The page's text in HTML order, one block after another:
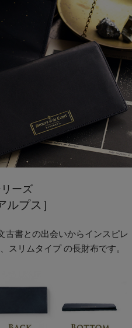
ーズ
ルプス］
古書との出会いからインスピレ
スリムタイプ の長財布です。